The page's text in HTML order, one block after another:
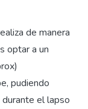
de manera
optar a un
pudiendo
el lapso